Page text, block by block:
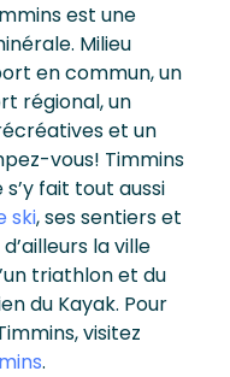
est une
Milieu
en commun, un
régional, un
et un
vous! Timmins
s’y fait tout aussi
ski, ses sentiers et
la ville
triathlon et du
du Kayak. Pour
visitez
.